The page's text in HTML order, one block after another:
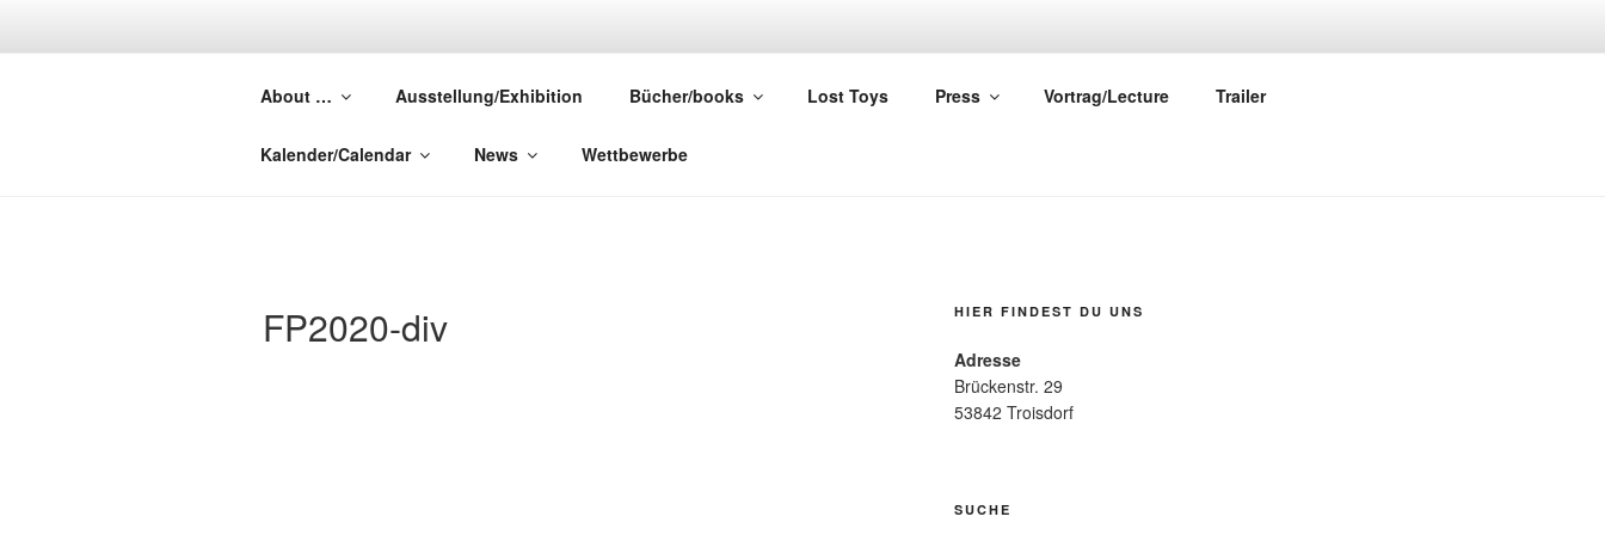
FOREST PUNK
About … Ausstellung/Exhibition Bücher/books Lost Toys Press Vortrag/Lecture Trailer
Kalender/Calendar News Wettbewerbe
FP2020-div HIER FINDEST DU UNS
Adresse
Brückenstr. 29
53842 Troisdorf
SUCHE